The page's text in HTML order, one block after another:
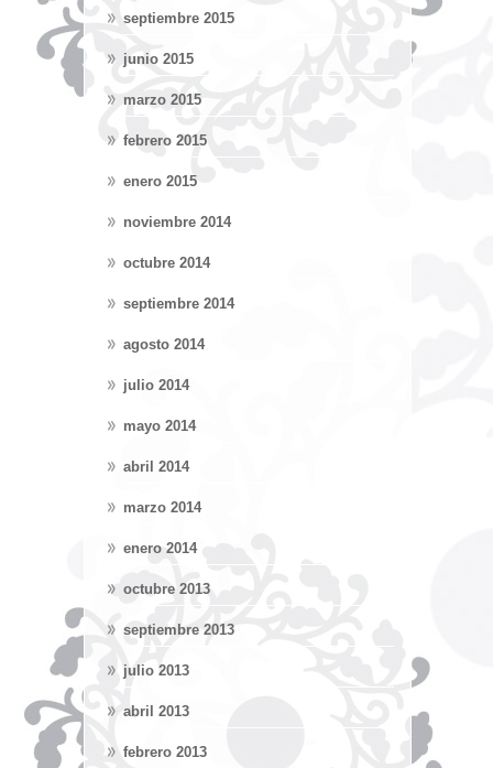
septiembre 2015
junio 2015
marzo 2015
febrero 2015
enero 2015
noviembre 2014
octubre 2014
septiembre 2014
agosto 2014
julio 2014
mayo 2014
abril 2014
marzo 2014
enero 2014
octubre 2013
septiembre 2013
julio 2013
abril 2013
febrero 2013